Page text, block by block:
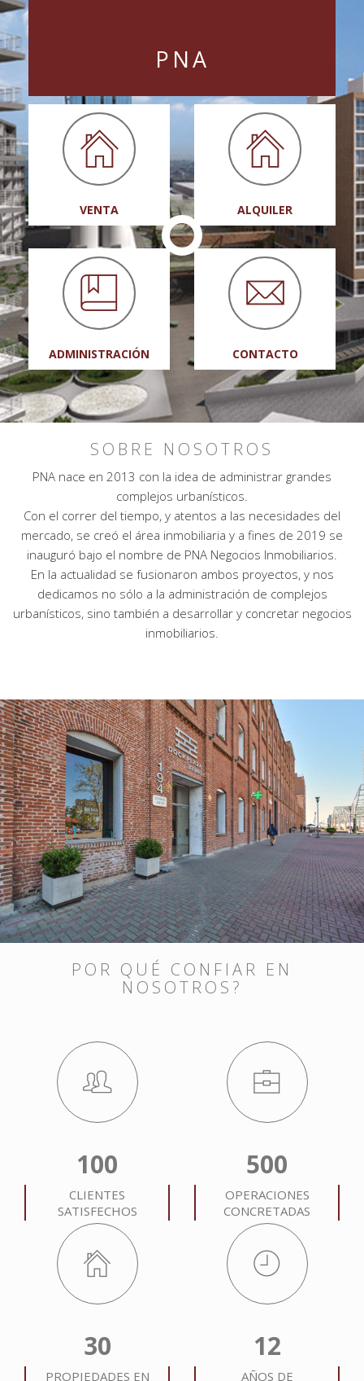
PNA
VENTA ALQUILER
ADMINISTRACIÓN CONTACTO
SOBRE NOSOTROS
PNA nace en 2013 con la idea de administrar grandes
complejos urbanísticos.
Con el correr del tiempo, y atentos a las necesidades del
mercado, se creó el área inmobiliaria y a fines de 2019 se
inauguró bajo el nombre de PNA Negocios Inmobiliarios.
En la actualidad se fusionaron ambos proyectos, y nos
dedicamos no sólo a la administración de complejos
urbanísticos, sino también a desarrollar y concretar negocios
inmobiliarios.
POR QUÉ CONFIAR EN
NOSOTROS?
100
CLIENTES
SATISFECHOS
500
OPERACIONES
CONCRETADAS
30
PROPIEDADES EN
12
AÑOS DE